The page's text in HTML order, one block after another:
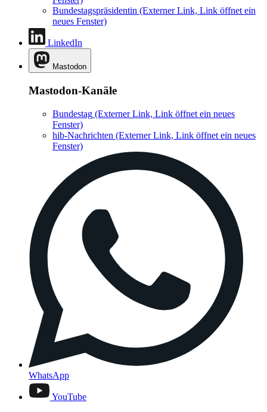
Bundestagspräsidentin (Externer Link, Link öffnet ein
neues Fenster)
LinkedIn
Mastodon
Mastodon-Kanäle
Bundestag (Externer Link, Link öffnet ein neues
Fenster)
hib-Nachrichten (Externer Link, Link öffnet ein neues
Fenster)
WhatsApp
YouTube